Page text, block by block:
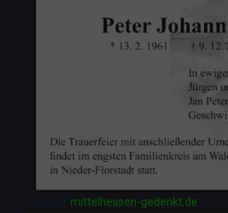
mittelhessen-gedenkt.de